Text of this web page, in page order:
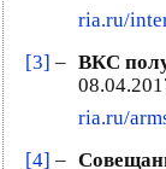
ria.ru/
[3] – ВКС
ria.ru/
[4] –